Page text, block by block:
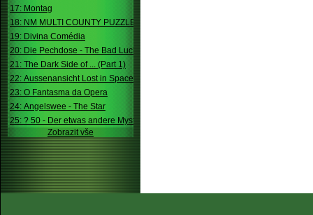
17: Montag
18: NM MULTI COUNTY PUZZLE
19: Divina Comédia
20: Die Pechdose - The Bad Luck Box
21: The Dark Side of ... (Part 1)
22: Aussenansicht Lost in Space
23: O Fantasma da Opera
24: Angelswee - The Star
25: ? 50 - Der etwas andere Mystery
Zobrazit vše